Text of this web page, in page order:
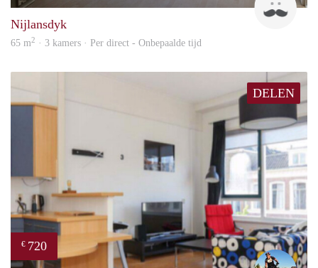
Nijlansdyk
65 m2 · 3 kamers · Per direct - Onbepaalde tijd
DELEN
€ 720
Jacob